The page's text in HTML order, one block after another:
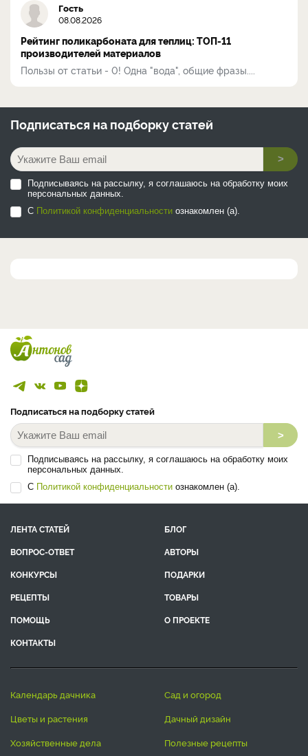
Гость
08.08.2026
Рейтинг поликарбоната для теплиц: ТОП-11
производителей материалов
Пользы от статьи - 0! Одна "вода", общие фразы....
Подписаться на подборку статей
>
Подписываясь на рассылку, я соглашаюсь на обработку моих
персональных данных.
С Политикой конфиденциальности ознакомлен (а).
Подписаться на подборку статей
>
Подписываясь на рассылку, я соглашаюсь на обработку моих
персональных данных.
С Политикой конфиденциальности ознакомлен (а).
ЛЕНТА СТАТЕЙ
БЛОГ
ВОПРОС-ОТВЕТ
АВТОРЫ
КОНКУРСЫ
ПОДАРКИ
РЕЦЕПТЫ
ТОВАРЫ
ПОМОЩЬ
О ПРОЕКТЕ
КОНТАКТЫ
календарь дачника
сад и огород
цветы и растения
дачный дизайн
хозяйственные дела
полезные рецепты